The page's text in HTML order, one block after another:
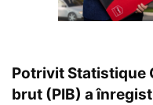
Potrivit Statistique
brut (PIB) a